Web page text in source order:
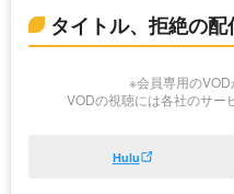
タイトル、拒絶の配
※会員専用のVOD
VODの視聴には各社のサー
Hulu